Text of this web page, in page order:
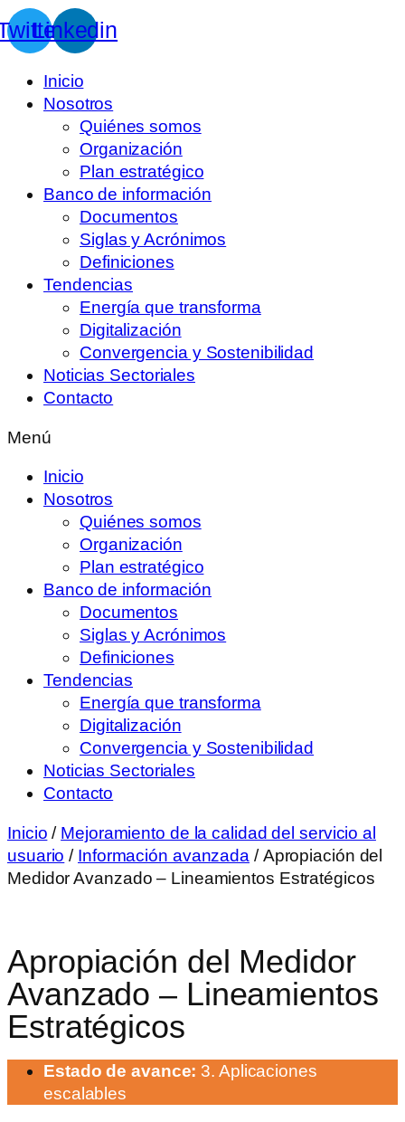
Linkedin
Inicio
Nosotros
Quiénes somos
Organización
Plan estratégico
Banco de información
Documentos
Siglas y Acrónimos
Definiciones
Tendencias
Energía que transforma
Digitalización
Convergencia y Sostenibilidad
Noticias Sectoriales
Contacto
Menú
Inicio
Nosotros
Quiénes somos
Organización
Plan estratégico
Banco de información
Documentos
Siglas y Acrónimos
Definiciones
Tendencias
Energía que transforma
Digitalización
Convergencia y Sostenibilidad
Noticias Sectoriales
Contacto
Inicio / Mejoramiento de la calidad del servicio al
usuario / Información avanzada / Apropiación del
Medidor Avanzado – Lineamientos Estratégicos
Apropiación del Medidor
Avanzado – Lineamientos
Estratégicos
Estado de avance: 3. Aplicaciones
escalables